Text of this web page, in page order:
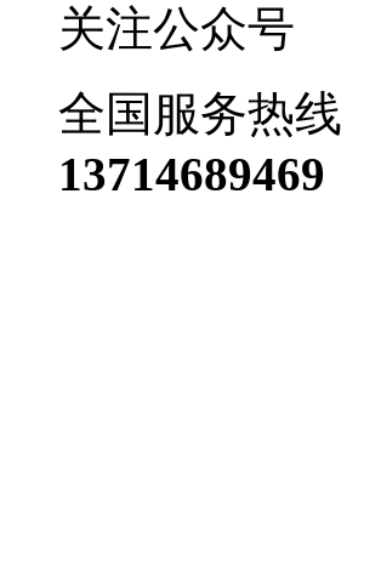
关注公众号
全国服务热线
13714689469